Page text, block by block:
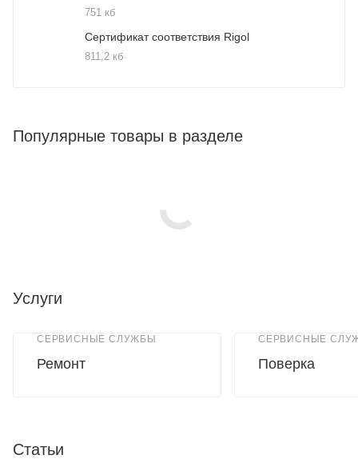
751 кб
Сертификат соответствия Rigol
811,2 кб
Популярные товары в разделе
Услуги
СЕРВИСНЫЕ СЛУЖБЫ
Ремонт
СЕРВИСНЫЕ
Поверка
Статьи